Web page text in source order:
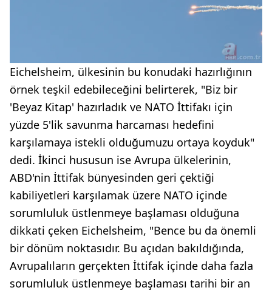
Eichelsheim, ülkesinin bu konudaki hazırlığının
örnek teşkil edebileceğini belirterek, "Biz bir
'Beyaz Kitap' hazırladık ve NATO İttifakı için
yüzde 5'lik savunma harcaması hedefini
karşılamaya istekli olduğumuzu ortaya koyduk"
dedi. İkinci hususun ise Avrupa ülkelerinin,
ABD'nin İttifak bünyesinden geri çektiği
kabiliyetleri karşılamak üzere NATO içinde
sorumluluk üstlenmeye başlaması olduğuna
dikkati çeken Eichelsheim, "Bence bu da önemli
bir dönüm noktasıdır. Bu açıdan bakıldığında,
Avrupalıların gerçekten İttifak içinde daha fazla
sorumluluk üstlenmeye başlaması tarihi bir an